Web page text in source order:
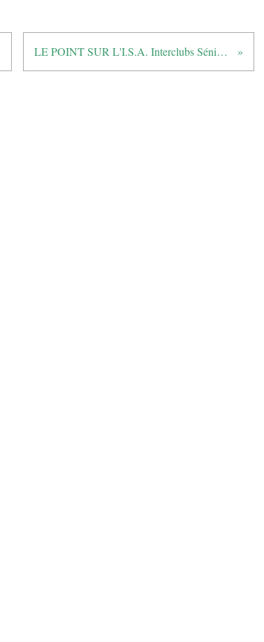
LE POINT SUR L'I.S.A. Interclubs Séniors Azuréens